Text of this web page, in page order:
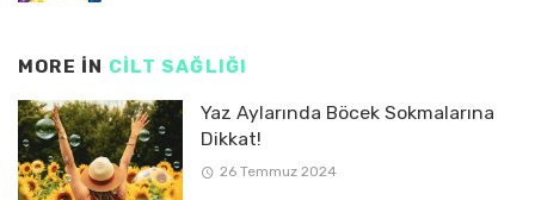
MORE IN CİLT SAĞLIĞI
Yaz Aylarında Böcek Sokmalarına
Dikkat!
26 Temmuz 2024